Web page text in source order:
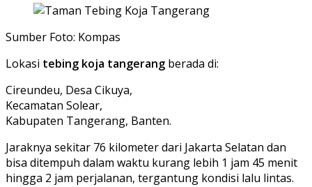
Sumber Foto: Kompas
Lokasi tebing koja tangerang berada di:
Cireundeu, Desa Cikuya,
Kecamatan Solear,
Kabupaten Tangerang, Banten.
Jaraknya sekitar 76 kilometer dari Jakarta Selatan dan
bisa ditempuh dalam waktu kurang lebih 1 jam 45 menit
hingga 2 jam perjalanan, tergantung kondisi lalu lintas.